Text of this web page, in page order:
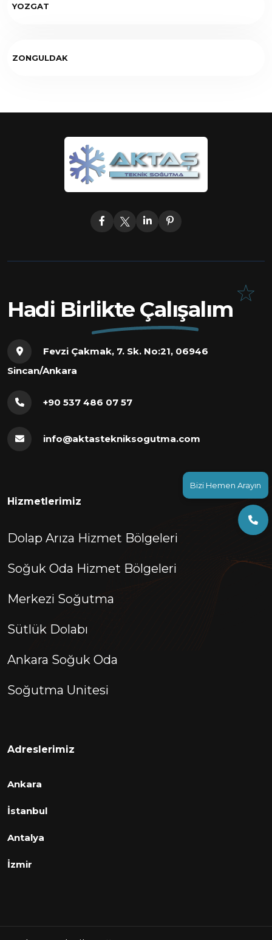
Bizi Hemen Arayın
YOZGAT
ZONGULDAK
Hadi Birlikte Çalışalım
Fevzi Çakmak, 7. Sk. No:21, 06946
Sincan/Ankara
+90 537 486 07 57
info@aktastekniksogutma.com
Hizmetlerimiz
Dolap Arıza Hizmet Bölgeleri
Soğuk Oda Hizmet Bölgeleri
Merkezi Soğutma
Sütlük Dolabı
Ankara Soğuk Oda
Soğutma Unitesi
Adreslerimiz
Ankara
İstanbul
Antalya
İzmir